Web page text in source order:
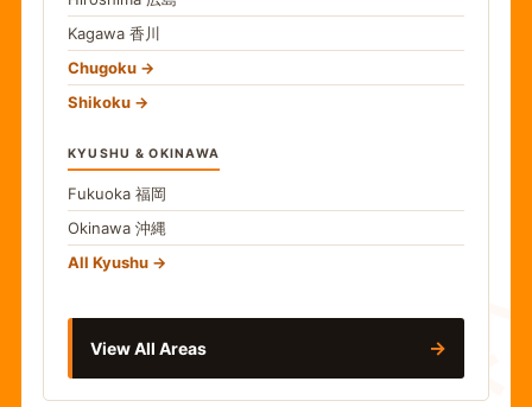
食
Kagawa 香川
Chugoku
Shikoku
KYUSHU & OKINAWA
Fukuoka 福岡
Okinawa 沖縄
All Kyushu
View All Areas →